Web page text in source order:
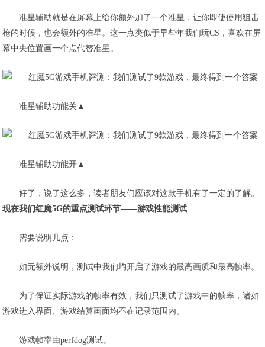
准星辅助就是在屏幕上给你额外加了一个准星 ，让你即使使用狙击
枪的时候，也会额外的准星。这一点类似于早些年我们玩CS，喜欢在屏
幕中央位置画一个点代替准星。
准星辅助功能关▲
准星辅助功能开▲
好了，说了这么多，读者朋友们应该对这款手机有了一定的了解。
现在我们红魔5G的重点测试环节——游戏性能测试
需要说明几点：
如无额外说明，测试中我们均开启了游戏的最高画质和最高帧率。
为了保证实际游戏的帧率有效，我们只测试了游戏中的帧率，诸如
游戏进入界面、游戏结算画面均不在记录范围内。
游戏帧率由perfdog测试。